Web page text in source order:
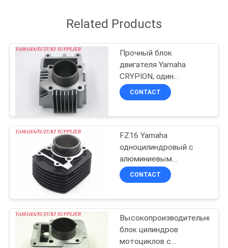
КАРТА
САЙТА
PRIVACY
POLICY
Related Products
Прочный блок
двигателя Yamaha
CRYPION, один
алюминиевый цилиндр
CONTACT
FZ16 Yamaha
одноцилиндровый с
алюминиевым
материалом
CONTACT
Высокопроизводительный
блок цилиндров
мотоциклов с